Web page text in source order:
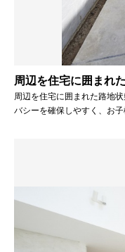
周辺を住宅に囲まれ
周辺を住宅に囲まれた路地
バシーを確保しやすく、お